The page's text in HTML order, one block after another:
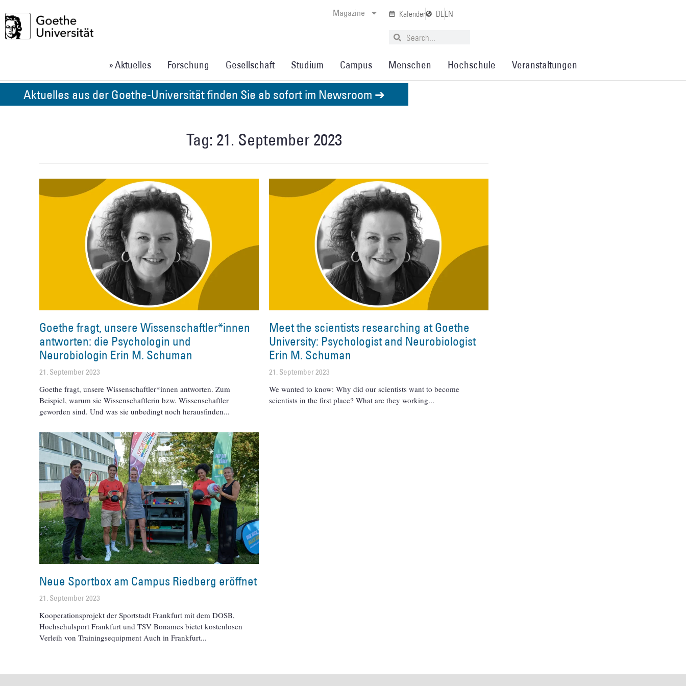
Magazine Kalender DEEN
» Aktuelles Forschung Gesellschaft Studium Campus Menschen Hochschule Veranstaltungen
Aktuelles aus der Goethe-Universität finden Sie ab sofort im Newsroom ➔
Tag: 21. September 2023
Goethe fragt, unsere Wissenschaftler*innen
antworten: die Psychologin und
Neurobiologin Erin M. Schuman
21. September 2023
Goethe fragt, unsere Wissenschaftler*innen antworten. Zum
Beispiel, warum sie Wissenschaftlerin bzw. Wissenschaftler
geworden sind. Und was sie unbedingt noch herausfinden
Meet the scientists researching at Goethe
University: Psychologist and Neurobiologist
Erin M. Schuman
21. September 2023
We wanted to know: Why did our scientists want to become
scientists in the first place? What are they working
Neue Sportbox am Campus Riedberg eröffnet
21. September 2023
Kooperationsprojekt der Sportstadt Frankfurt mit dem DOSB,
Hochschulsport Frankfurt und TSV Bonames bietet kostenlosen
Verleih von Trainingsequipment Auch in Frankfurt